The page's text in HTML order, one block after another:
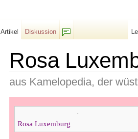
Rosa
aus Kamelopedia, der
Rosa Luxemburg
Artikel
Diskussion